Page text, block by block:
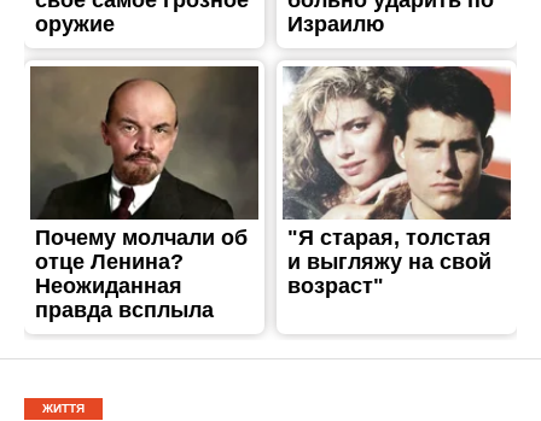
ЖИТТЯ